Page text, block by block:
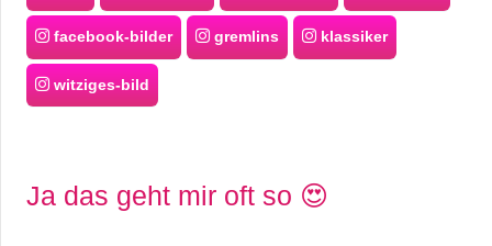
facebook-bilder gremlins klassiker
witziges-bild
Ja das geht mir oft so 😍